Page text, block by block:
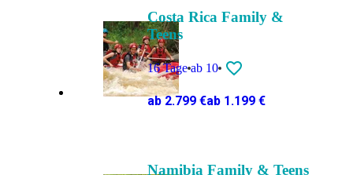
Costa Rica Family &
Teens
16 Tage ab 10
ab 2.799 €ab 1.199 €
Namibia Family & Teens